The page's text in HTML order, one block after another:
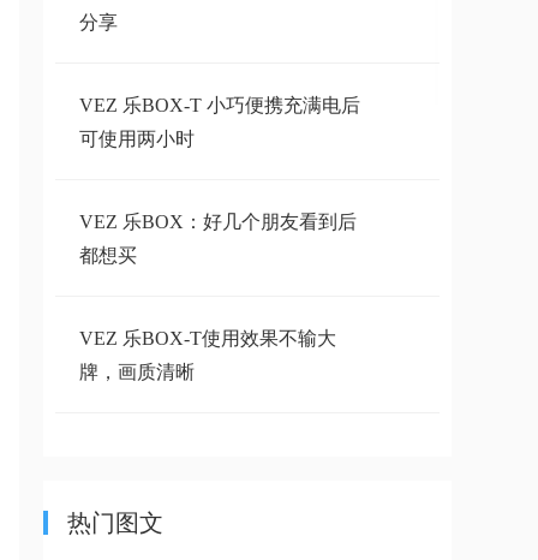
分享
VEZ 乐BOX-T 小巧便携充满电后
可使用两小时
VEZ 乐BOX：好几个朋友看到后
都想买
VEZ 乐BOX-T使用效果不输大
牌，画质清晰
热门图文